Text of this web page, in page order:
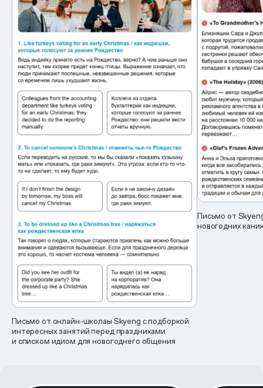
Письмо от онлайн-школаы Skyeng с подборкой
интересных занятий перед праздниками
и списком идиом для новогоднего общения
Письмо от
новогодних